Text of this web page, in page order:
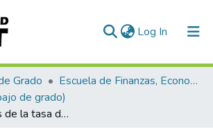
Log In (current)
Grado
Escuela de Finanzas, Economía y Gobierno
de grado)
Determinantes de la tasa de supervivencia de las empresas formales en los departamentos de Colombia